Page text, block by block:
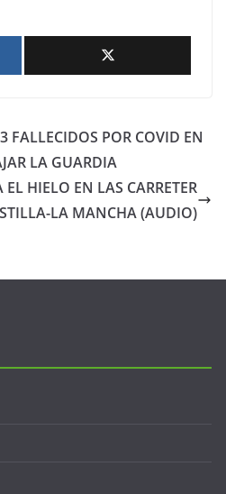
FALLECIDOS POR COVID EN
LA GUARDIA
HIELO EN LAS CARRETER
LA MANCHA (AUDIO)